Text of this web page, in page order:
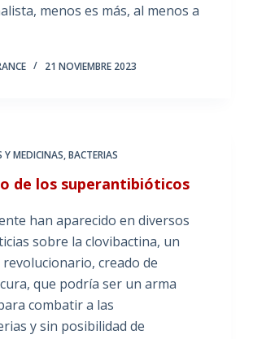
menos es más, al menos a
21 NOVIEMBRE 2023
MEDICINAS,BACTERIAS
de los superantibióticos
han aparecido en diversos
sobre la clovibactina, un
creado de
que podría ser un arma
combatir a las
y sin posibilidad de